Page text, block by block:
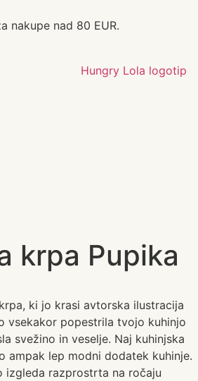
nakupe nad 80 EUR.
krpa Pupika
ki jo krasi avtorska ilustracija
vsekakor popestrila tvojo kuhinjo
svežino in veselje. Naj kuhinjska
ampak lep modni dodatek kuhinje.
izgleda razprostrta na ročaju